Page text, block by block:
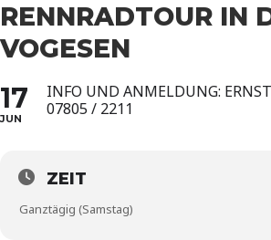
RENNRADTOUR IN
VOGESEN
17
JUN
INFO UND ANMELDUNG:
07805 / 2211
ZEIT
Ganztägig (Samstag)